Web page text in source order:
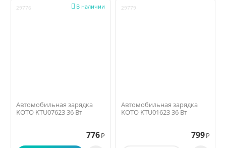
29776 В наличии

Автомобильная зарядка
KOTO KTU07623 36 Вт
776 Р
29779
Автомобильная зарядка
KOTO KTU01623 36 Вт
799 Р